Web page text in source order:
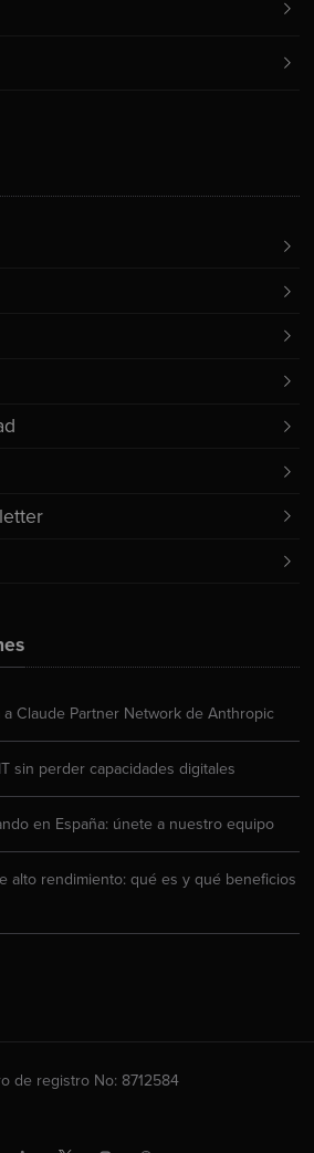
Claude Partner Network de Anthropic
sin perder capacidades digitales
en España: únete a nuestro equipo
alto rendimiento: qué es y qué beneficios
de registro No: 8712584